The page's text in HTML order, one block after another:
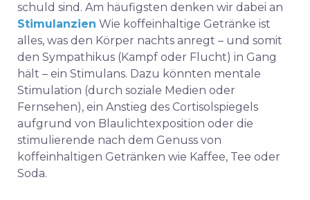
schuld sind. Am häufigsten denken wir dabei an
Stimulanzien Wie koffeinhaltige Getränke ist
alles, was den Körper nachts anregt – und somit
den Sympathikus (Kampf oder Flucht) in Gang
hält – ein Stimulans. Dazu könnten mentale
Stimulation (durch soziale Medien oder
Fernsehen), ein Anstieg des Cortisolspiegels
aufgrund von Blaulichtexposition oder die
stimulierende nach dem Genuss von
koffeinhaltigen Getränken wie Kaffee, Tee oder
Soda.